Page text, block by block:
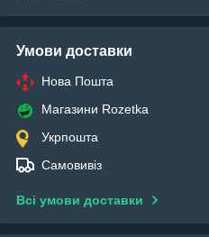
Умови доставки
Нова Пошта
Магазини Rozetka
Укрпошта
Самовивіз
Всі умови доставки